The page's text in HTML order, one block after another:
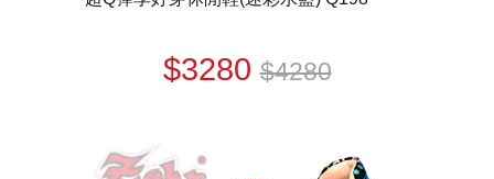
$3280$4280